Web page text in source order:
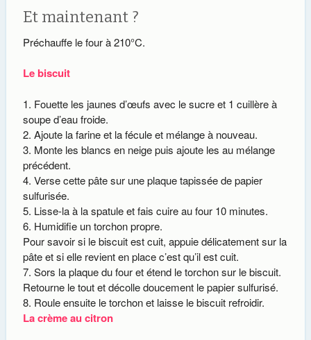
Et maintenant ?
Préchauffe le four à 210°C.
Le biscuit
Fouette les jaunes d’œufs avec le sucre et 1 cuillère à
soupe d’eau froide.
Ajoute la farine et la fécule et mélange à nouveau.
Monte les blancs en neige puis ajoute les au mélange
précédent.
Verse cette pâte sur une plaque tapissée de papier
sulfurisée.
Lisse-la à la spatule et fais cuire au four 10 minutes.
Humidifie un torchon propre.
Pour savoir si le biscuit est cuit, appuie délicatement sur la
pâte et si elle revient en place c’est qu’il est cuit.
Sors la plaque du four et étend le torchon sur le biscuit.
Retourne le tout et décolle doucement le papier sulfurisé.
Roule ensuite le torchon et laisse le biscuit refroidir.
La crème au citron